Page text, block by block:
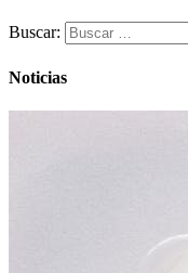
Buscar:
Noticias